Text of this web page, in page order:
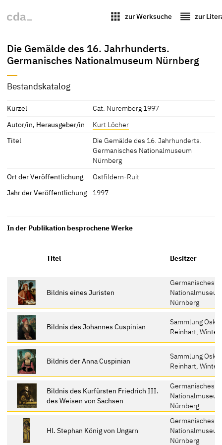
apps zur Werksuche reorder zur
Die Gemälde des 16. Jahrhunderts.
Germanisches Nationalmuseum Nürnberg
Bestandskatalog
Kürzel
Cat. Nuremberg 1997
Autor/in, Herausgeber/in
Kurt Löcher
Titel
Die Gemälde des 16. Jahrhunderts.
Germanisches Nationalmuseum
Nürnberg
Ort der Veröffentlichung
Ostfildern-Ruit
Jahr der Veröffentlichung
1997
In der Publikation besprochene Werke
Titel Besitzer
Bildnis eines Juristen
Germanisches
Nürnberg
Bildnis des Johannes Cuspinian
Sammlung Oskar
Reinhart,
Bildnis der Anna Cuspinian
Sammlung Oskar
Reinhart,
Bildnis des Kurfürsten Friedrich III.
des Weisen von Sachsen
Germanisches
Nürnberg
Hl. Stephan König von Ungarn
Germanisches
Nürnberg